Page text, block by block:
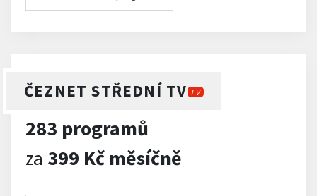
ČEZNET STŘEDNÍ TV TV
283 programů
za 399 Kč měsíčně